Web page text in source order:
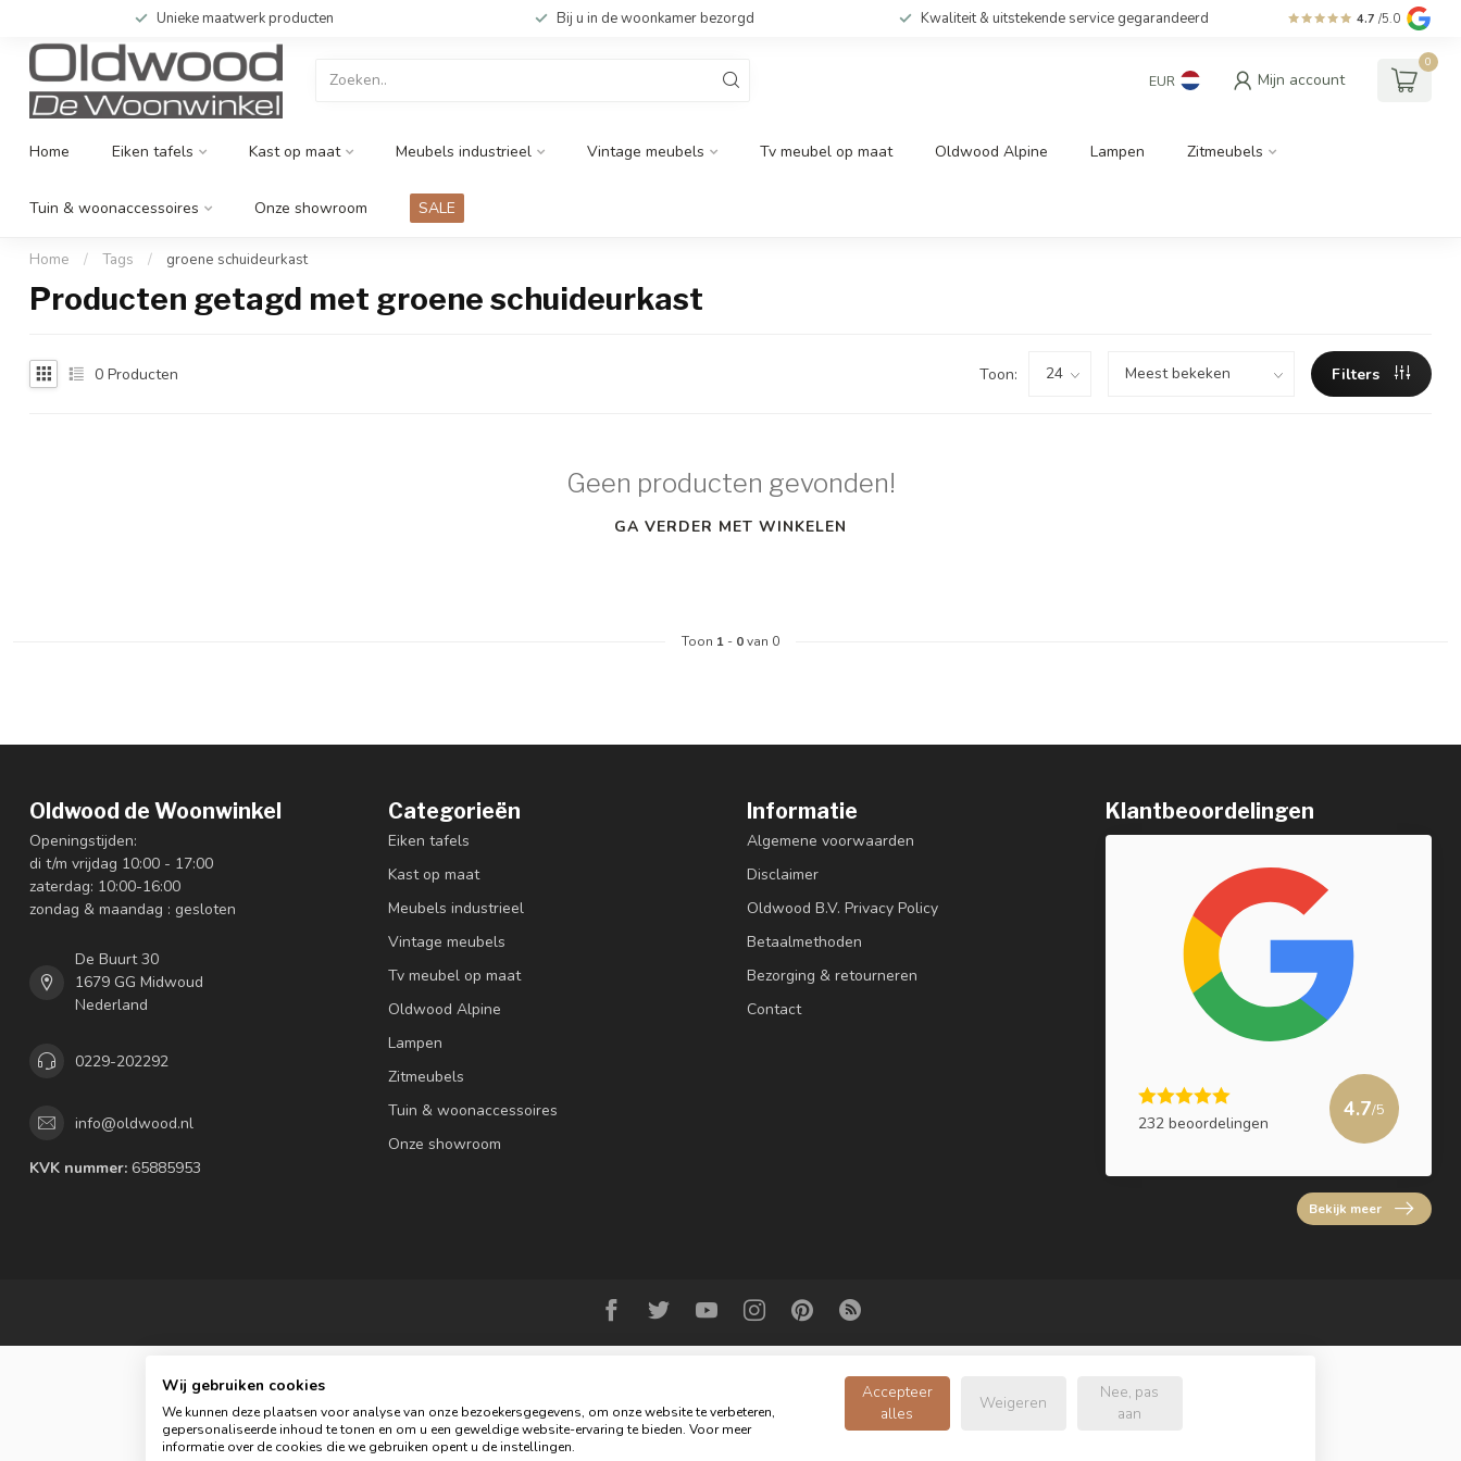
Unieke maatwerk producten Bij u in de woonkamer bezorgd Kwaliteit & uitstekende service gegarandeerd 4.7 /5.0
EUR Mijn account
0
Home Eiken tafels Kast op maat Meubels industrieel Vintage meubels Tv meubel op maat Oldwood Alpine Lampen Zitmeubels
Tuin & woonaccessoires Onze showroom SALE
Home / Tags / groene schuideurkast
Producten getagd met groene schuideurkast
0 Producten Toon: Filters
Geen producten gevonden!
GA VERDER MET WINKELEN
Toon 1 - 0van 0
Oldwood de Woonwinkel
Openingstijden:
di t/m vrijdag 10:00 - 17:00
zaterdag: 10:00-16:00
zondag & maandag : gesloten
De Buurt 30
1679 GG Midwoud
Nederland
0229-202292
info@oldwood.nl
KVK nummer: 65885953
Categorieën
Eiken tafels
Kast op maat
Meubels industrieel
Vintage meubels
Tv meubel op maat
Oldwood Alpine
Lampen
Zitmeubels
Tuin & woonaccessoires
Onze showroom
Informatie
Algemene voorwaarden
Disclaimer
Oldwood B.V. Privacy Policy
Betaalmethoden
Bezorging & retourneren
Contact
Klantbeoordelingen
232 beoordelingen
4.7/5
Bekijk meer
© Copyright 2026 Oldwood de Woonwinkel - Powered by
Wij gebruiken cookies
We kunnen deze plaatsen voor analyse van onze bezoekersgegevens, om onze website te verbeteren,
gepersonaliseerde inhoud te tonen en om u een geweldige website-ervaring te bieden. Voor meer
informatie over de cookies die we gebruiken opent u de instellingen.
Accepteer
alles
Weigeren
Nee, pas
aan